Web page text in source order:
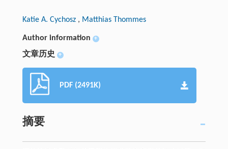
Katie A. Cychosz , Matthias Thommes
Author information +
文章历史 +
PDF (2491K)
摘要